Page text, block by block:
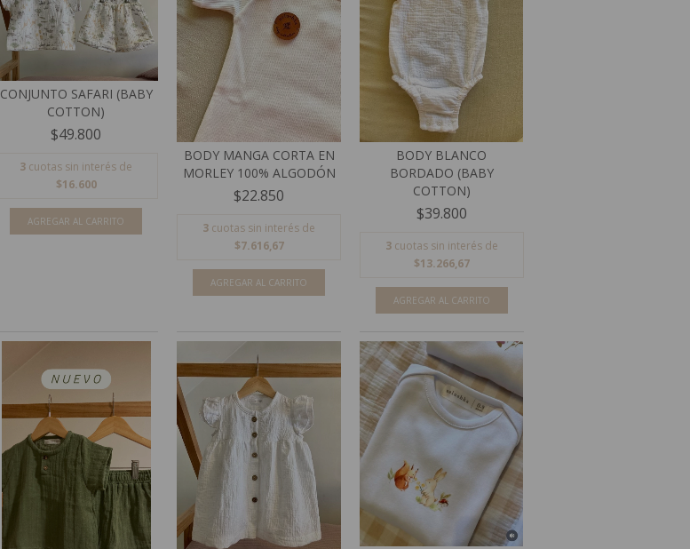
CONJUNTO SAFARI (BABY
COTTON)
$49.800
3 cuotas sin interés de
$16.600
AGREGAR AL CARRITO
BODY MANGA CORTA EN
MORLEY 100% ALGODÓN
$22.850
3 cuotas sin interés de
$7.616,67
AGREGAR AL CARRITO
BODY BLANCO
BORDADO (BABY
COTTON)
$39.800
3 cuotas sin interés de
$13.266,67
AGREGAR AL CARRITO